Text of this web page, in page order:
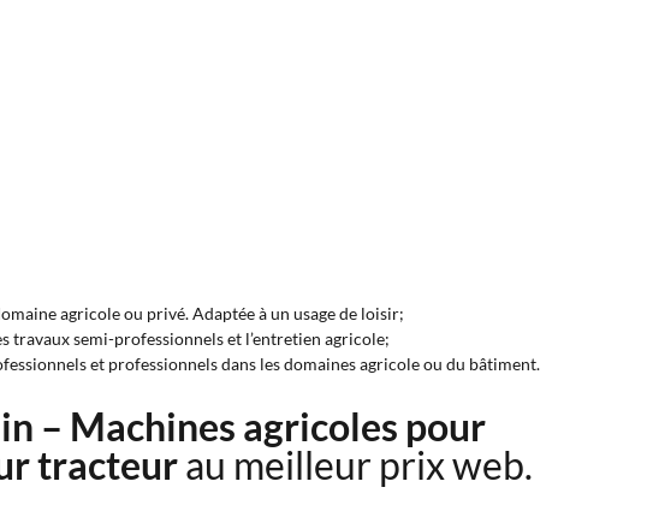
agricole ou privé. Adaptée à un usage de loisir;
travaux semi-professionnels et l’entretien agricole;
et professionnels dans les domaines agricole ou du bâtiment.
– Machines agricoles pour
tracteurau meilleur prix web.